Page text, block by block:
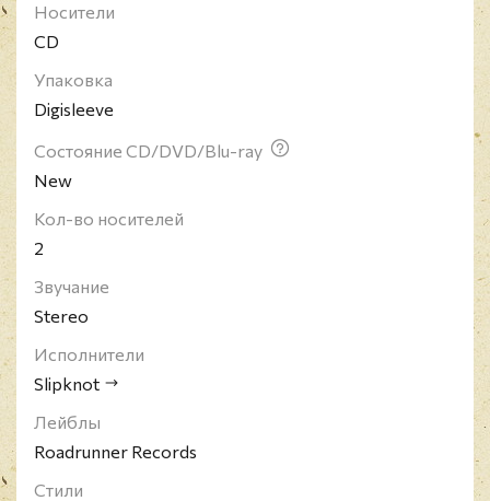
Носители
CD
Упаковка
Digisleeve
Состояние CD/DVD/Blu-ray
New
Кол-во носителей
2
Звучание
Stereo
Исполнители
Slipknot
Лейблы
Roadrunner Records
Стили